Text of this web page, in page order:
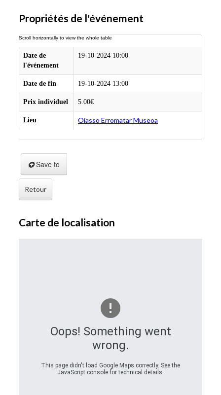
Propriétés de l'événement
Date de
l'événement
19-10-2024 10:00
Date de fin 19-10-2024 13:00
Prix individuel 5.00€
Lieu Oiasso Erromatar Museoa
Save to
Retour
Carte de localisation
Oops! Something went
wrong.
This page didn't load Google Maps correctly. See the
JavaScript console for technical details.